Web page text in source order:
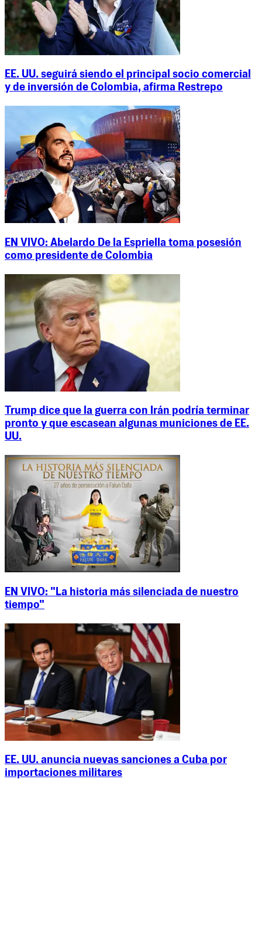
EE. UU. seguirá siendo el principal socio comercial
y de inversión de Colombia, afirma Restrepo
EN VIVO: Abelardo De la Espriella toma posesión
como presidente de Colombia
Trump dice que la guerra con Irán podría terminar
pronto y que escasean algunas municiones de EE.
UU.
EN VIVO: "La historia más silenciada de nuestro
tiempo"
EE. UU. anuncia nuevas sanciones a Cuba por
importaciones militares